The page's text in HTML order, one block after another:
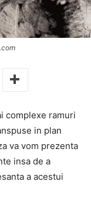
complexe ramuri
in plan
va vom prezenta
insa de a
a acestui